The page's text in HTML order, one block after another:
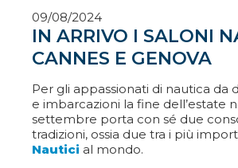
09/08/2024
IN ARRIVO I SALONI
CANNES E GENOVA
Per gli appassionati di nautica da
e imbarcazioni la fine dell’estate
settembre porta con sé due
tradizioni, ossia due tra i più
Nautici al mondo.